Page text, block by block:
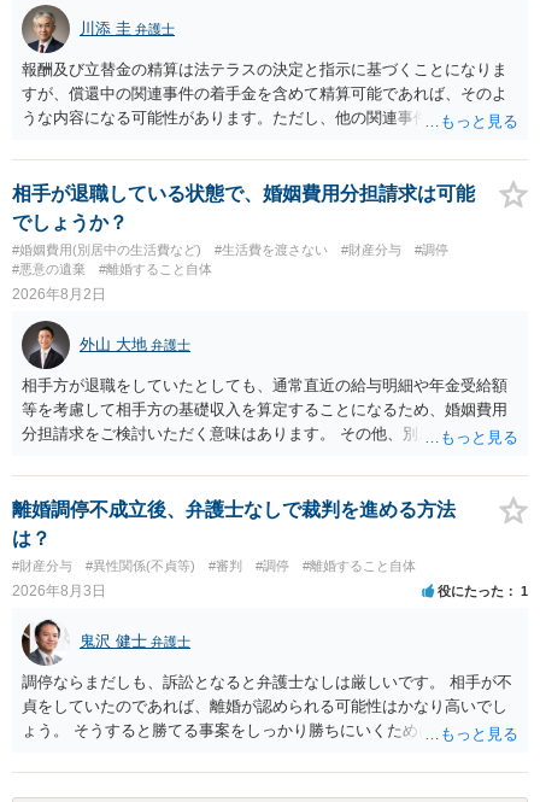
川添 圭 弁護士
報酬及び立替金の精算は法テラスの決定と指示に基づくことになりま
すが、償還中の関連事件の着手金を含めて精算可能であれば、そのよ
うな内容になる可能性があります。ただし、他の関連事件でも相手方
情によって対応が違いますので、法テラスへお尋ねいただいた方が確
実です。
相手が退職している状態で、婚姻費用分担請求は可能
でしょうか？
#婚姻費用(別居中の生活費など) #生活費を渡さない #財産分与
#調停
#悪意の遺棄
#離婚すること自体
2026年8月2日
外山 大地 弁護士
相手方が退職をしていたとしても、通常直近の給与明細や年金受給額
等を考慮して相手方の基礎収入を算定することになるため、婚姻費用
分担請求をご検討いただく意味はあります。 その他、別居の経緯、質
て、ご検討いただくのが良いかと思います。
離婚調停不成立後、弁護士なしで裁判を進める方法
は？
#財産分与 #異性関係(不貞等) #審判 #調停 #離婚すること自体
2026年8月3日 役にたった 1
鬼沢 健士 弁護士
調停ならまだしも、訴訟となると弁護士なしは厳しいです。 相手が不
貞をしていたのであれば、離婚が認められる可能性はかなり高いでし
ょう。 そうすると勝てる事案をしっかり勝ちにいくためにも弁護士委